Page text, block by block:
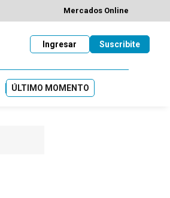
Mercados Online
Suscribite
Ingresar
ÚLTIMO MOMENTO